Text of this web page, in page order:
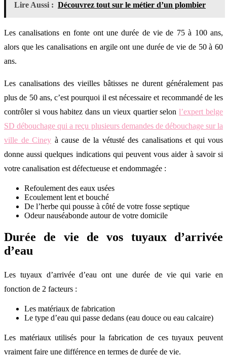
Lire Aussi : Découvrez tout sur le métier d’un plombier
Les canalisations en fonte ont une durée de vie de 75 à 100 ans,
alors que les canalisations en argile ont une durée de vie de 50 à 60
ans.
Les canalisations des vieilles bâtisses ne durent généralement pas
plus de 50 ans, c’est pourquoi il est nécessaire et recommandé de les
contrôler si vous habitez dans un vieux quartier selonl’expert belge
SD débouchage qui a reçu plusieurs demandes de débouchage sur la
ville de Ciney à cause de la vétusté des canalisations et qui vous
donne aussi quelques indications qui peuvent vous aider à savoir si
votre canalisation est défectueuse et endommagée :
Refoulement des eaux usées
Ecoulement lent et bouché
De l’herbe qui pousse à côté de votre fosse septique
Odeur nauséabonde autour de votre domicile
Durée de vie de vos tuyaux d’arrivée
d’eau
Les tuyaux d’arrivée d’eau ont une durée de vie qui varie en
fonction de 2 facteurs :
Les matériaux de fabrication
Le type d’eau qui passe dedans (eau douce ou eau calcaire)
Les matériaux utilisés pour la fabrication de ces tuyaux peuvent
vraiment faire une différence en termes de durée de vie.